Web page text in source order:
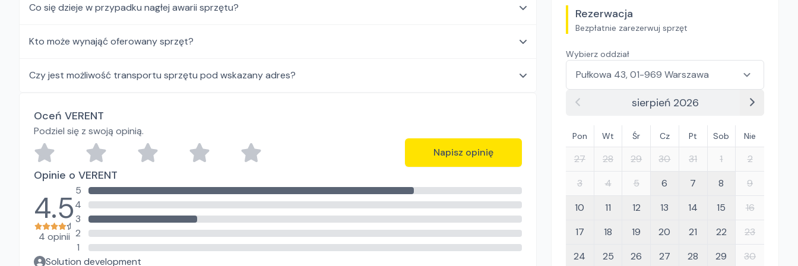
Rezerwacja
Bezpłatnie zarezerwuj sprzęt
Wybierz oddział
sierpień 2026
Pon Wt Śr Cz Pt Sob Nie
27 28 29 30 31 1
2
3
4 5 6 7 8
9
10
11 12 13 14 15
16
17
18 19 20 21 22
23
24
25 26 27 28 29
30
Co się dzieje w przypadku nagłej awarii sprzętu?
Kto może wynająć oferowany sprzęt?
Czy jest możliwość transportu sprzętu pod wskazany adres?
Oceń VERENT
Podziel się z swoją opinią.
Napisz opinię
Opinie o VERENT
4.5
4 opinii
5
4
3
2
1
Solution development